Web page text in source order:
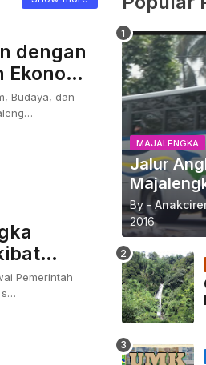
dengan
Budaya, dan
Pemerintah
s…
MAJALENGKA
Jalur
By -
2016